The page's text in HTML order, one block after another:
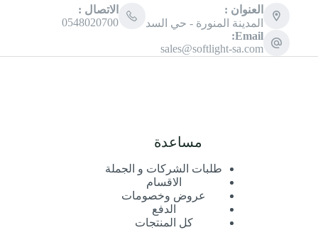
العنوان :
المدينة المنورة - حي السد
الاتصال :
0548020700
Email:
sales@softlight-sa.com
مساعدة
طلبات الشركات و الجملة
الاقسام
عروض وخصومات
الدفع
كل المنتجات